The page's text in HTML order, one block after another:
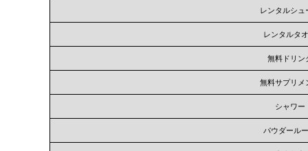
レンタルシュ
レンタルタ
無料ドリン
無料サプリメ
シャワー
パウダール